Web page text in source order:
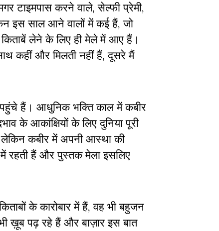
टाइमपास करने वाले, सेल्फी प्रेमी,
इस साल आने वालों में कई हैं, जो
किताबें लेने के लिए ही मेले में आए हैं।
कहीं और मिलती नहीं हैं, दूसरे मैं
हैं। आधुनिक भक्ति काल में कबीर
के आकांक्षियों के लिए दुनिया पूरी
लेकिन कबीर में अपनी आस्था की
में रहती हैं और पुस्तक मेला इसलिए
के कारोबार में हैं, वह भी बहुजन
ख़ूब पढ़ रहे हैं और बाज़ार इस बात